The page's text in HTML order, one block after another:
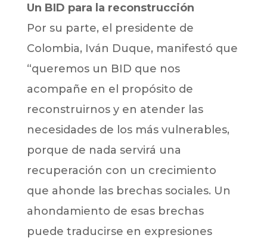
Un BID para la reconstrucción
Por su parte, el presidente de
Colombia, Iván Duque, manifestó que
“queremos un BID que nos
acompañe en el propósito de
reconstruirnos y en atender las
necesidades de los más vulnerables,
porque de nada servirá una
recuperación con un crecimiento
que ahonde las brechas sociales. Un
ahondamiento de esas brechas
puede traducirse en expresiones